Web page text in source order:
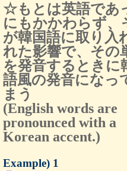
☆もとは英語であ
にもかかわらず、
が韓国語に取り入
れた影響で、その
を発音するときに
語風の発音になっ
まう
(English words are
pronounced with a
Korean accent.)
Example) 1